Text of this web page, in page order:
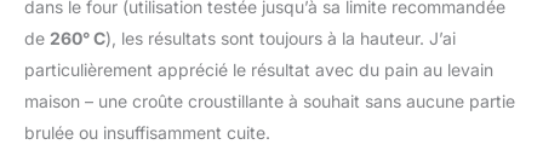
dans le four (utilisation testée jusqu’à sa limite recommandée
de 260° C), les résultats sont toujours à la hauteur. J’ai
particulièrement apprécié le résultat avec du pain au levain
maison – une croûte croustillante à souhait sans aucune partie
brulée ou insuffisamment cuite.